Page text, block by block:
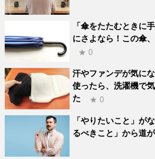
「傘をたたむときに
にさよなら！この傘
★ 0
汗やファンデが気に
使ったら、洗濯機で
た
★ 0
「やりたいこと」が
るべきこと」から道